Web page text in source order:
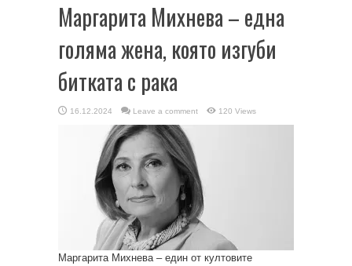
Маргарита Михнева – една
голяма жена, която изгуби
битката с рака
16.12.2024 Leave a comment 120 Views
Маргарита Михнева – един от култовите